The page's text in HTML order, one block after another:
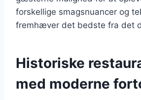
forskellige smagsnuancer og
fremhæver det bedste fra det
Historiske
med moderne